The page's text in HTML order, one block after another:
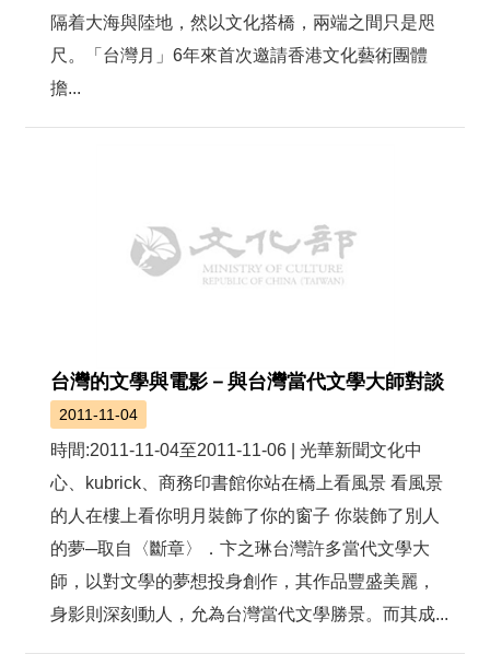
隔着大海與陸地，然以文化搭橋，兩端之間只是咫
尺。「台灣月」6年來首次邀請香港文化藝術團體
擔...
台灣的文學與電影－與台灣當代文學大師對談
2011-11-04
時間:2011-11-04至2011-11-06 | 光華新聞文化中
心、kubrick、商務印書館你站在橋上看風景 看風景
的人在樓上看你明月裝飾了你的窗子 你裝飾了別人
的夢─取自〈斷章〉．卞之琳台灣許多當代文學大
師，以對文學的夢想投身創作，其作品豐盛美麗，
身影則深刻動人，允為台灣當代文學勝景。而其成...